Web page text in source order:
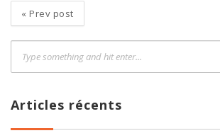
« Prev post
Articles récents